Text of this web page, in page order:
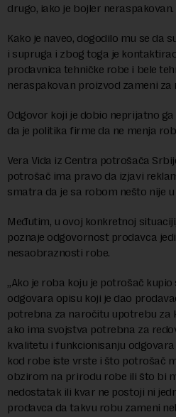
drugo, iako je bojler neraspakovan.
Kako je naveo, dogodilo mu se da
i supruga i zbog toga je
prodavnica tehničke robe i bele
neraspakovan proizvod zameni za
Odgovor koji je dobio neprijatno
da je politika firme da ne menja
Vera Vida iz Centra potrošača
potrošač ima pravo da izjavi
smatra da je sa robom nešto nije u
Međutim, u ovoj konkretnoj
poznaje odgovornost prodavca
nesaobraznosti robe.
„Ako je roba koju je potrošač
odgovara opisu koji je dao
potrebna za naročitu upotrebu za
ako ima svojstva potrebna za
kvalitetu i funkcionisanju
kod robe iste vrste i što potrošač
obzirom na prirodu robe ili što bi
nedostatak ili kvar ne postoji ni
prodavca da takvu robu zameni